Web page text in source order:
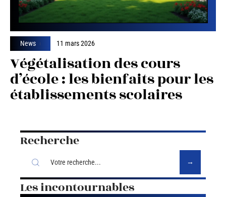
News 11 mars 2026
Végétalisation des cours
d’école : les bienfaits pour les
établissements scolaires
Recherche
Les incontournables